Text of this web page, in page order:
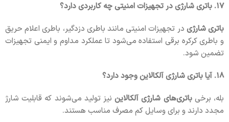
۱۷. باتری شارژی در تجهیزات امنیتی چه کاربردی دارد؟
باتری شارژی در تجهیزات امنیتی مانند باطری دزدگیر، باطری اعلام حریق
و باطری کرکره برقی استفاده می‌شود تا عملکرد مداوم و ایمنی تجهیزات
تضمین شود.
۱۸. آیا باتری شارژی آلکالاین وجود دارد؟
بله، برخیباتری‌های شارژی آلکالایننیز تولید می‌شوند که قابلیت شارژ
مجدد دارند و برای وسایل کم مصرف مناسب هستند.